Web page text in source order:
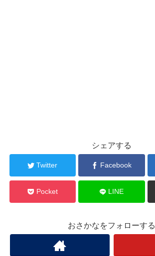
シェアする
Twitter Facebook
Pocket LINE
おさかなをフォローする